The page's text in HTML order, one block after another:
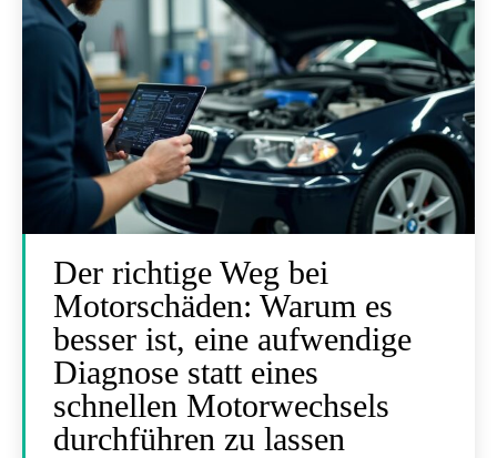
Der richtige Weg bei
Motorschäden: Warum es
besser ist, eine aufwendige
Diagnose statt eines
schnellen Motorwechsels
durchführen zu lassen